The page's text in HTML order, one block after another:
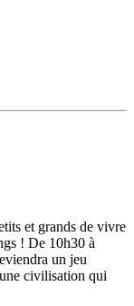
et grands de vivre
! De 10h30 à
un jeu
civilisation qui